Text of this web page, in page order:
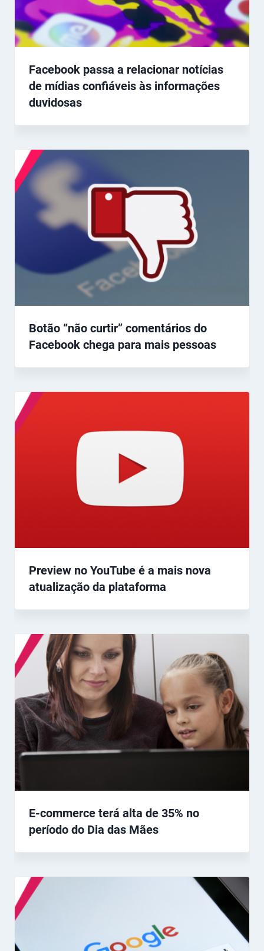
Facebook passa a relacionar notícias
de mídias confiáveis às informações
duvidosas
Botão “não curtir” comentários do
Facebook chega para mais pessoas
Preview no YouTube é a mais nova
atualização da plataforma
E-commerce terá alta de 35% no
período do Dia das Mães